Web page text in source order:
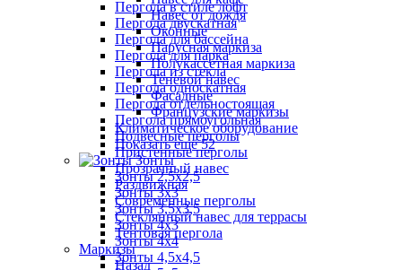
Навес от дождя
Оконные
Парусная маркиза
Полукассетная маркиза
Теневой навес
Фасадные
Французские маркизы
Климатическое оборудование
Показать ещё 52
Зонты
Зонты 2,5х2,5
Зонты 3х3
Зонты 3,5х3,5
Зонты 4х3
Зонты 4х4
Зонты 4,5х4,5
Пергола в стиле лофт
Пергола двускатная
Пергола для бассейна
Пергола для парка
Пергола из стекла
Пергола односкатная
Пергола отдельностоящая
Пергола прямоугольная
Подвесные перголы
Пристенные перголы
Прозрачный навес
Раздвижная
Современные перголы
Стеклянный навес для террасы
Тентовая пергола
Маркизы
Назад